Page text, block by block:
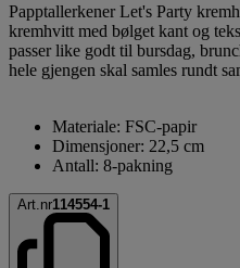
Papptallerkener Let's Party
kremhvitt med bølget kant og
passer like godt til bursdag,
hele gjengen skal samles rundt
Materiale: FSC-papir
Dimensjoner: 22,5 cm
Antall: 8-pakning
Art.nr114554-1